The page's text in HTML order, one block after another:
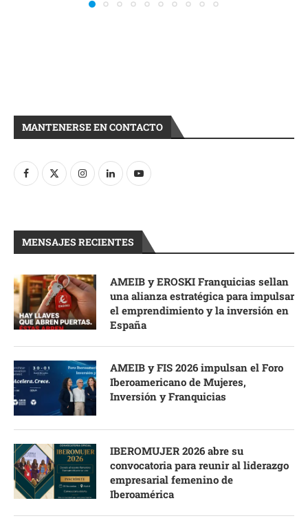
MANTENERSE EN CONTACTO
MENSAJES RECIENTES
AMEIB y EROSKI Franquicias sellan
una alianza estratégica para impulsar
el emprendimiento y la inversión en
España
AMEIB y FIS 2026 impulsan el Foro
Iberoamericano de Mujeres,
Inversión y Franquicias
IBEROMUJER 2026 abre su
convocatoria para reunir al liderazgo
empresarial femenino de
Iberoamérica